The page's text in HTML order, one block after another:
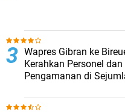
Wapres Gibran ke
Kerahkan Personel
Pengamanan di